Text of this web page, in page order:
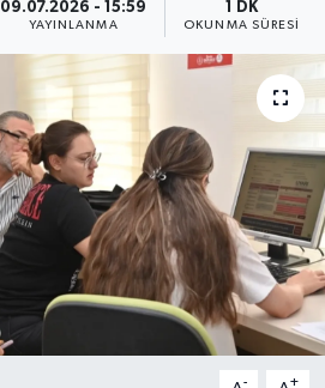
09.07.2026 - 15:59
YAYINLANMA
1 DK
OKUNMA SÜRESI
- +